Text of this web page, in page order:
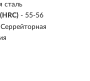
сталь
- 55-56